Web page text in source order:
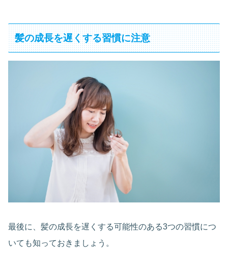
髪の成長を遅くする習慣に注意
最後に、髪の成長を遅くする可能性のある3つの習慣につ
いても知っておきましょう。